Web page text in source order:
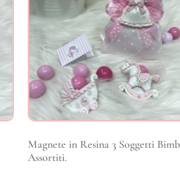
Magnete in Resina 3 Soggetti
Assortiti.